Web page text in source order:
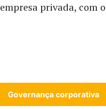
empresa privada, com
Governança corporativa